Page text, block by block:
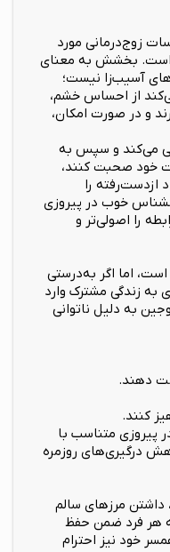
زوج‌درمانی مورد
است. بخشش به معنای
آسیب‌زا نیست؛
از احساس خشم،
و در صورت امکان،
می‌کند و سپس به
خود صحبت کنند،
ازدست‌رفته را
خوب در پیروزی
را اصولی‌تر و
اما اگر به‌درستی
زندگی مشترک وارد
به دلیل ناتوانی
دهند.
کنند.
متناسب با
درگیری‌های روزمره
داشتن مرزهای سالم
هر فرد ضمن حفظ
خود نیز احترام